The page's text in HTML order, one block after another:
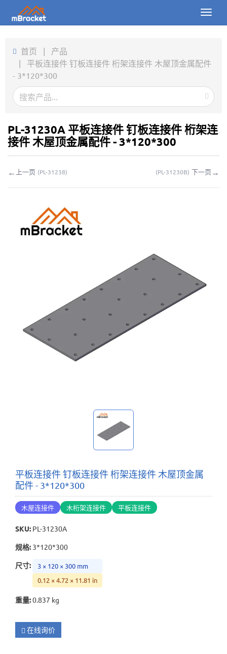
Toggle
产品
新闻
关于我们
下载
在线询价
我的询价
首页 | 产品
| 平板连接件 钉板连接件 桁架连接件 木屋顶金属配件
- 3*120*300
PL-31230A 平板连接件 钉板连接件 桁架连
接件 木屋顶金属配件 - 3*120*300
← 上一页 (PL-31238) (PL-31230B) 下一页 →
平板连接件 钉板连接件 桁架连接件 木屋顶金属
配件 - 3*120*300
木屋连接件 木桁架连接件 平板连接件
SKU: PL-31230A
规格: 3*120*300
尺寸:
3 × 120 × 300 mm
0.12 × 4.72 × 11.81 in
重量:0.837 kg
在线询价